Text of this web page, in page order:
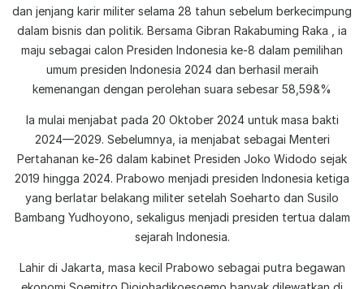
dan jenjang karir militer selama 28 tahun sebelum berkecimpung
dalam bisnis dan politik. Bersama Gibran Rakabuming Raka , ia
maju sebagai calon Presiden Indonesia ke-8 dalam pemilihan
umum presiden Indonesia 2024 dan berhasil meraih
kemenangan dengan perolehan suara sebesar 58,59&%
Ia mulai menjabat pada 20 Oktober 2024 untuk masa bakti
2024—2029. Sebelumnya, ia menjabat sebagai Menteri
Pertahanan ke-26 dalam kabinet Presiden Joko Widodo sejak
2019 hingga 2024. Prabowo menjadi presiden Indonesia ketiga
yang berlatar belakang militer setelah Soeharto dan Susilo
Bambang Yudhoyono, sekaligus menjadi presiden tertua dalam
sejarah Indonesia.
Lahir di Jakarta, masa kecil Prabowo sebagai putra begawan